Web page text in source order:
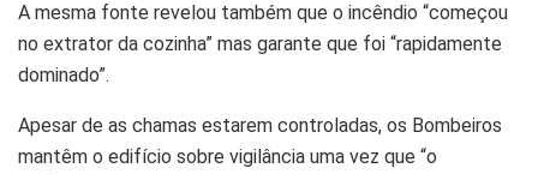
A mesma fonte revelou também que o incêndio “começou
no extrator da cozinha” mas garante que foi “rapidamente
dominado”.
Apesar de as chamas estarem controladas, os Bombeiros
mantêm o edifício sobre vigilância uma vez que “o